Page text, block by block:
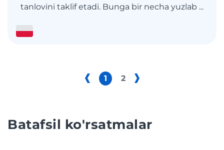
tanlovini taklif etadi. Bunga bir necha yuzlab ...
1 2
Batafsil ko'rsatmalar